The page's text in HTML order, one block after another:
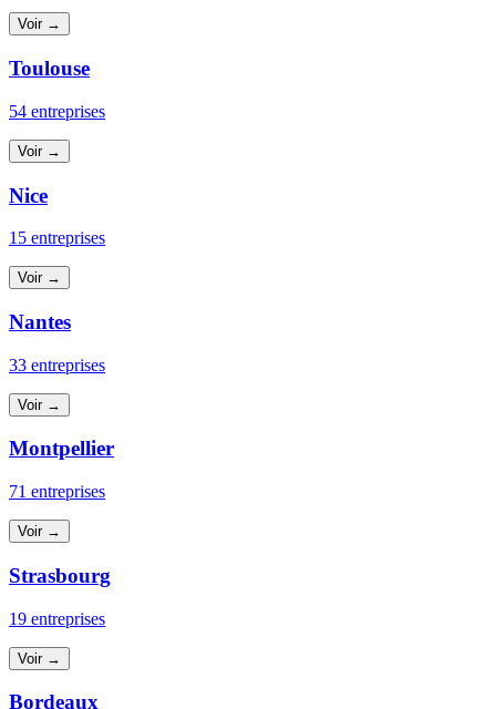
Voir →
Toulouse
54 entreprises
Voir →
Nice
15 entreprises
Voir →
Nantes
33 entreprises
Voir →
Montpellier
71 entreprises
Voir →
Strasbourg
19 entreprises
Voir →
Bordeaux